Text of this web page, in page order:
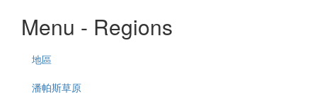
Menu - Regions
地區
潘帕斯草原